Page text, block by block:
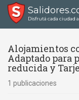
Disfrutá cada ciudad
Alojamientos
Adaptado para
reducida y
1 publicaciones